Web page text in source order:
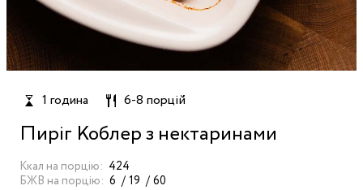
1 година 6-8 порцій
Пиріг Коблер з нектаринами
Ккал на порцію: 424
БЖВ на порцію: 6 19 60